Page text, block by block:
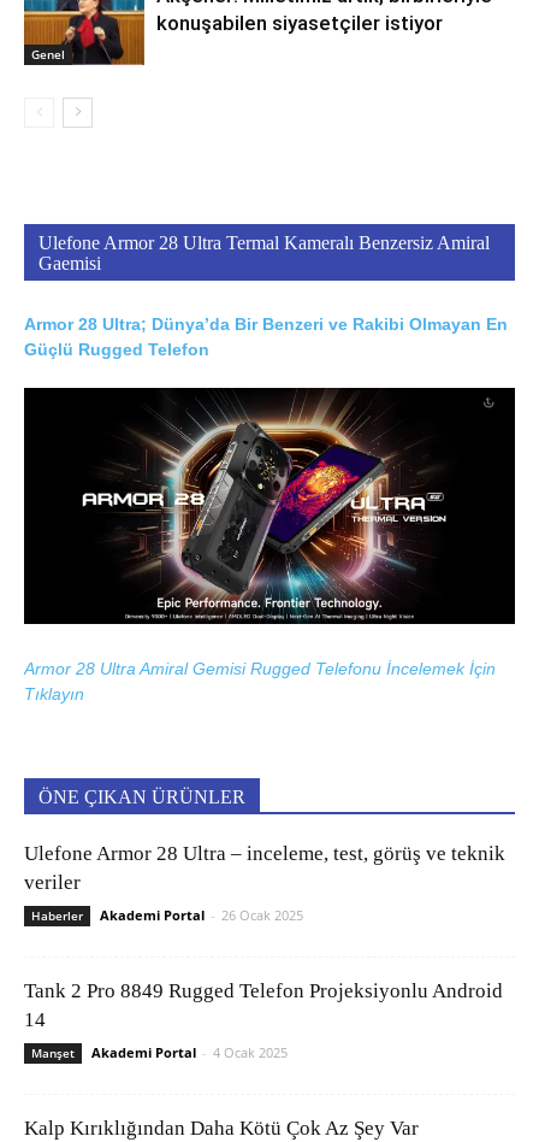
Genel
konuşabilen siyasetçiler istiyor
Ulefone Armor 28 Ultra Termal Kameralı Benzersiz Amiral
Gaemisi
Armor 28 Ultra; Dünya’da Bir Benzeri ve Rakibi Olmayan En
Güçlü Rugged Telefon
Armor 28 Ultra Amiral Gemisi Rugged Telefonu İncelemek İçin
Tıklayın
ÖNE ÇIKAN ÜRÜNLER
Ulefone Armor 28 Ultra – inceleme, test, görüş ve teknik
veriler
Haberler Akademi Portal - 26 Ocak 2025
Tank 2 Pro 8849 Rugged Telefon Projeksiyonlu Android
14
Manşet Akademi Portal - 4 Ocak 2025
Kalp Kırıklığından Daha Kötü Çok Az Şey Var